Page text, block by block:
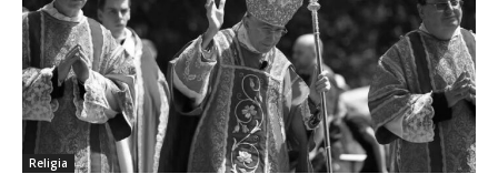
Religia